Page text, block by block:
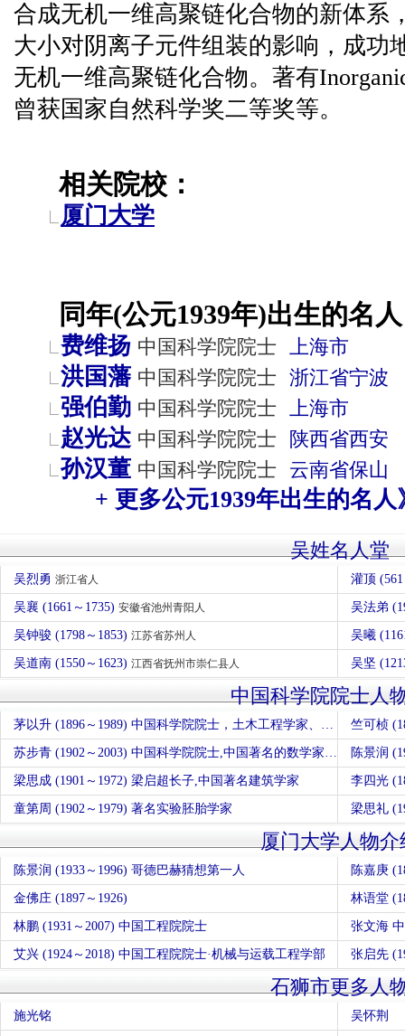
合成无机一维高聚链化合物的新体系
大小对阴离子元件组装的影响，成功
无机一维高聚链化合物。著有
曾获国家自然科学奖二等奖等。
相关院校：
厦门大学
同年(公元1939年)出生的名
费维扬 中国科学院院士 上海市
洪国藩 中国科学院院士 浙江省宁波
强伯勤 中国科学院院士 上海市
赵光达 中国科学院院士 陕西省西安
孙汉董 中国科学院院士 云南省保山
+ 更多公元1939年出生的名人
吴姓名人堂
吴烈勇 浙江省人 灌顶
吴襄 (1661～1735) 安徽省池州青阳人 吴法弟
吴钟骏 (1798～1853) 江苏省苏州人 吴曦
吴道南 (1550～1623) 江西省抚州市崇仁县人 吴坚
中国科学院院士人
茅以升 (1896～1989) 中国科学院院士，土木工程学家、桥梁专家、工程教育家 竺可桢
苏步青 (1902～2003) 中国科学院院士,中国著名的数学家、教育家，中国微分几何学派创始人 陈景润
梁思成 (1901～1972) 梁启超长子,中国著名建筑学家 李四光
童第周 (1902～1979) 著名实验胚胎学家 梁思礼
厦门大学人物介
陈景润 (1933～1996) 哥德巴赫猜想第一人 陈嘉庚
金佛庄 (1897～1926) 林语堂
林鹏 (1931～2007) 中国工程院院士 张文海
艾兴 (1924～2018) 中国工程院院士·机械与运载工程学部 张启先
石狮市更多人
施光铭 吴怀荆